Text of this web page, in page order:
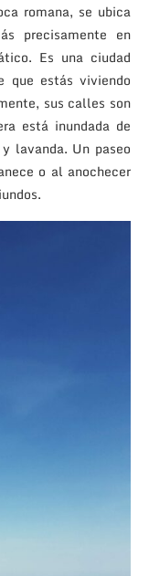
romana, se ubica
precisamente en
Es una ciudad
que estás viviendo
sus calles son
está inundada de
lavanda. Un paseo
o al anochecer